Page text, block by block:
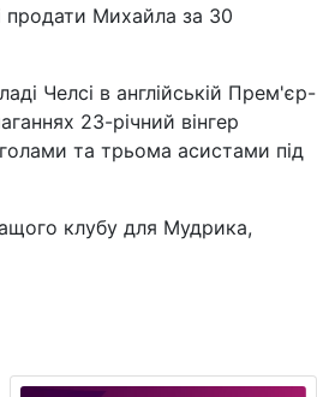
продати Михайла за 30
Челсі в англійській Прем'єр-
23-річний вінгер
голами та трьома асистами під
клубу для Мудрика,